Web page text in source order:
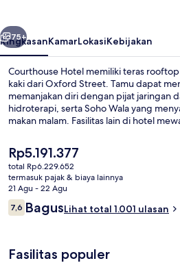
Berikutnya
75+
RingkasanKamarLokasiKebijakan
Courthouse Hotel memiliki teras
kaki dari Oxford Street. Tamu dapat
memanjakan diri dengan pijat jaringan
hidroterapi, serta Soho Wala yang
makan malam. Fasilitas lain di hotel
staf dan lokasi. Transportasi umum
Tanah Oxford Circus berjarak 3 menit
Tottenham Court Road berjarak 6 menit.
Harga
saat
ini
Rp5.191.377
Rp5.191.377
total Rp6.229.652
termasuk pajak & biaya lainnya
21 Agu - 22 Agu
Ulasan
7,67,6 dari 10
BagusLihat total 1.001 ulasan
Fasilitas populer